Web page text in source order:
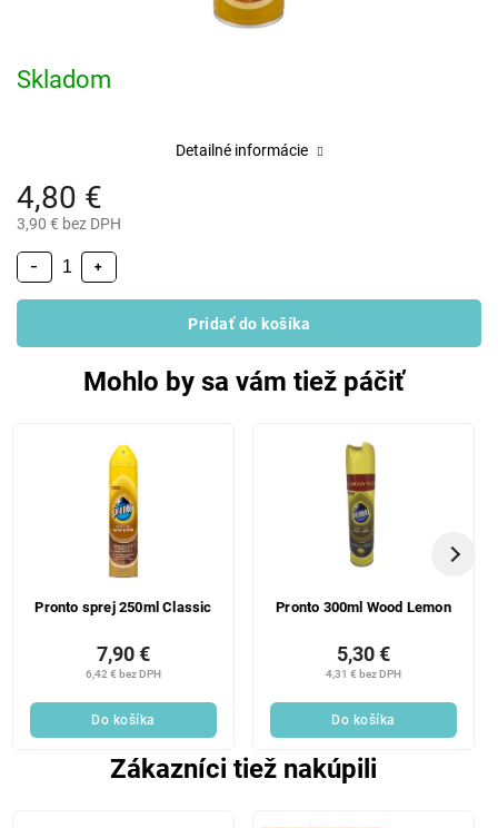
4,80 €
3,90 € bez DPH
Skladom
+
−
Pridať do košíka
Detailné informácie
Mohlo by sa vám tiež páčiť
Pronto sprej 250ml Classic
6,42 € bez DPH
7,90 €
Do košíka
Pronto 300ml Wood Lemon
4,31 € bez DPH
5,30 €
Do košíka
Zákazníci tiež nakúpili